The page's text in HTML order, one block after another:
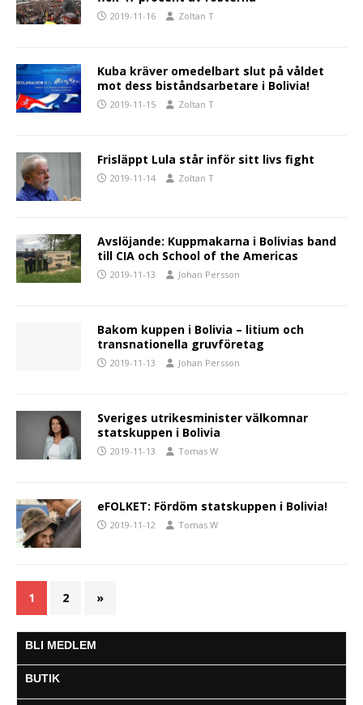
2019-11-16 Zoltan T
Kuba kräver omedelbart slut på våldet
mot dess biståndsarbetare i Bolivia!
2019-11-15 Zoltan T
Frisläppt Lula står inför sitt livs fight
2019-11-14 Zoltan T
Avslöjande: Kuppmakarna i Bolivias band
till CIA och School of the Americas
2019-11-13 Johan Persson
Bakom kuppen i Bolivia – litium och
transnationella gruvföretag
2019-11-13 Johan Persson
Sveriges utrikesminister välkomnar
statskuppen i Bolivia
2019-11-13 Tomas W
eFOLKET: Fördöm statskuppen i Bolivia!
2019-11-12 Tomas W
1 2 »
BLI MEDLEM
BUTIK